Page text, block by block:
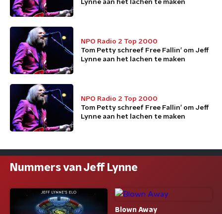
Lynne aan het lachen te maken
NPO Radio 2 Top 2000
Tom Petty schreef Free Fallin’ om Jeff
Lynne aan het lachen te maken
NPO Radio 2 Top 2000
Tom Petty schreef Free Fallin’ om Jeff
Lynne aan het lachen te maken
Nummers van Jeff Lynne
Blown Away